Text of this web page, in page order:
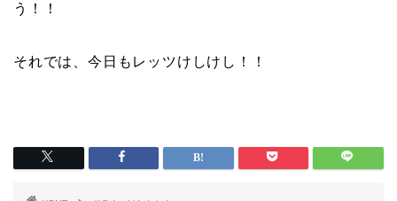
う！！
それでは、今日もレッツけしけし！！